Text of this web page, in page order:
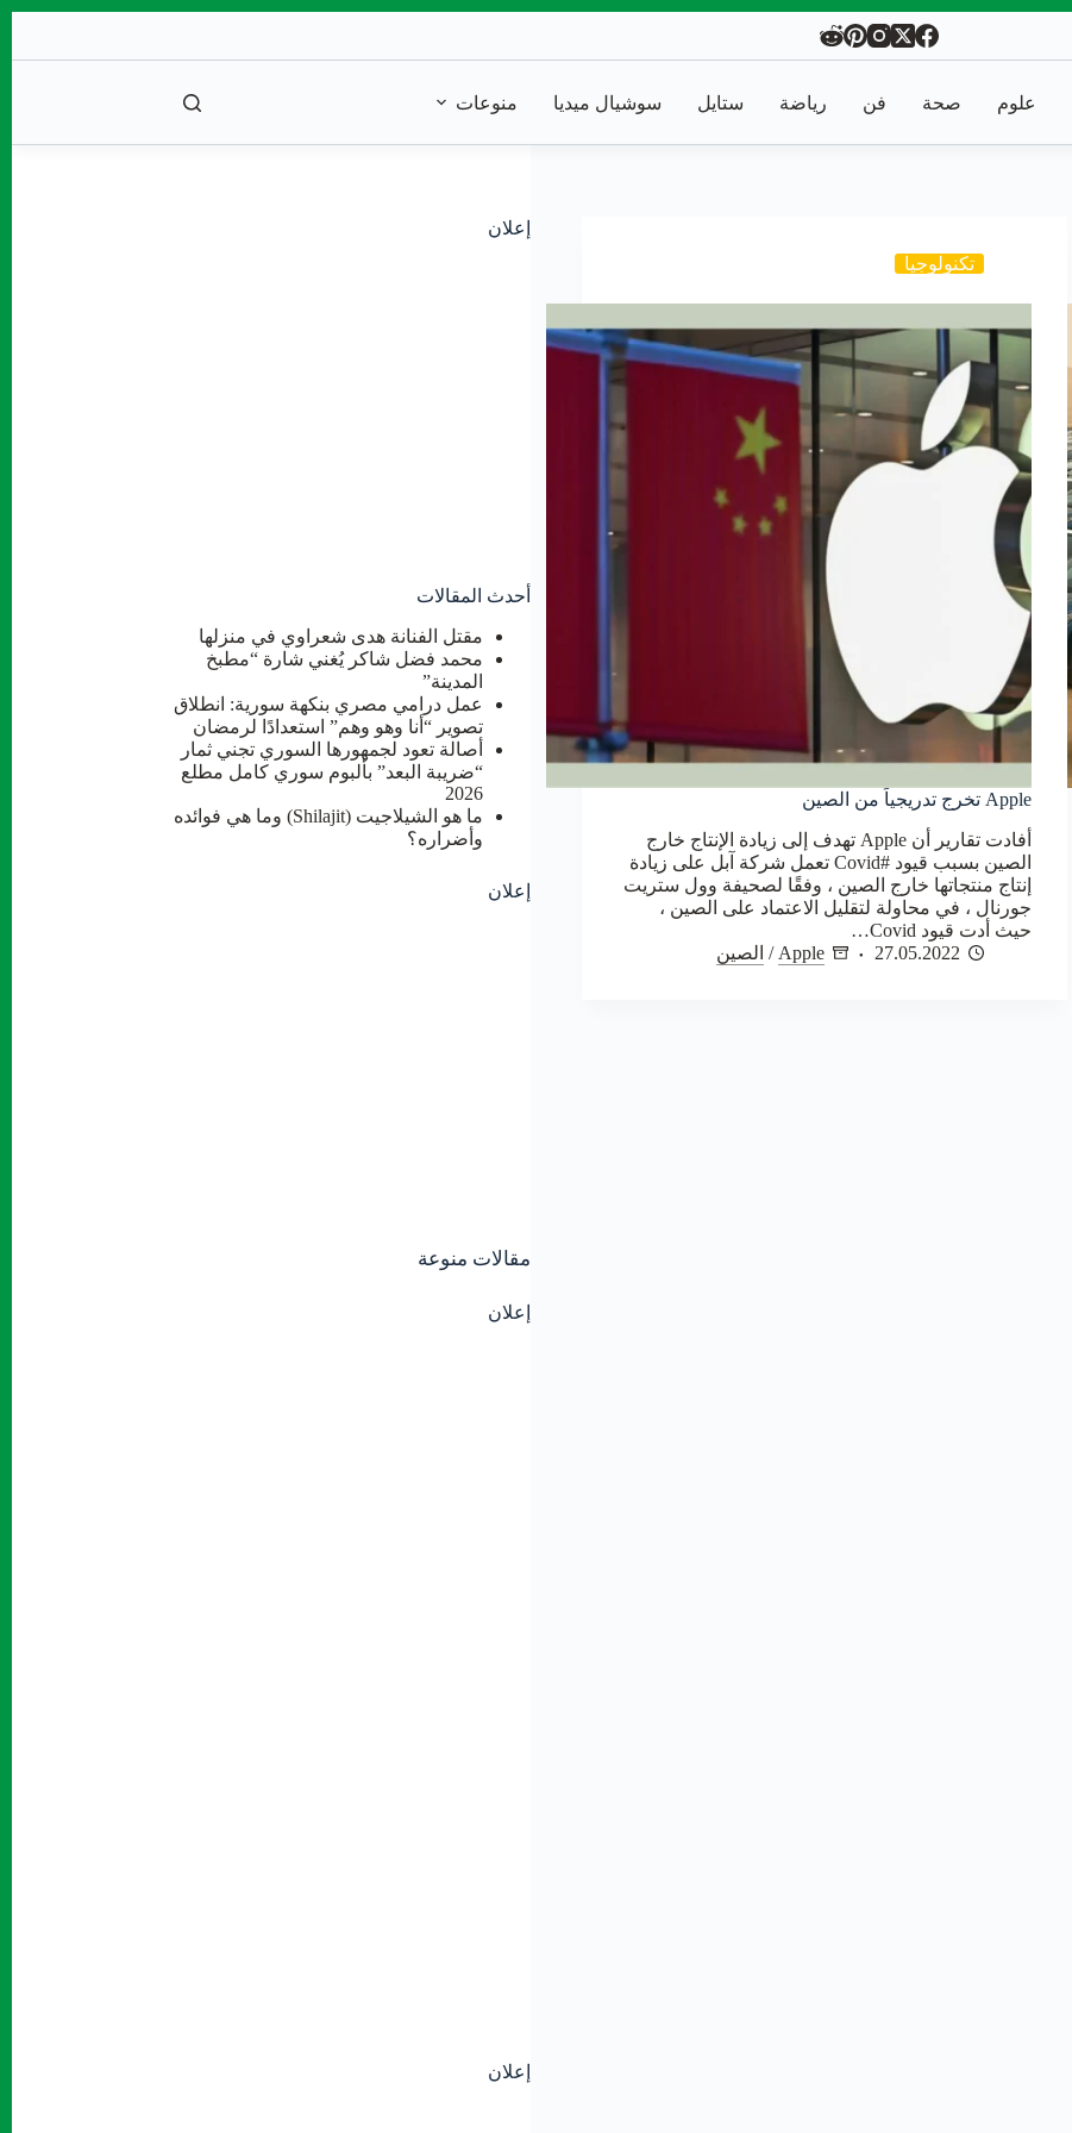
علوم صحة فن رياضة ستايل سوشيال ميديا منوعات
تكنولوجيا
Apple تخرج تدريجياً من الصين
أفادت تقارير أن Apple تهدف إلى زيادة الإنتاج خارج
الصين بسبب قيود #Covid تعمل شركة آبل على زيادة
إنتاج منتجاتها خارج الصين ، وفقًا لصحيفة وول ستريت
جورنال ، في محاولة لتقليل الاعتماد على الصين ،
حيث أدت قيود Covid…
27.05.2022
Apple
/ الصين
إعلان
أحدث المقالات
مقتل الفنانة هدى شعراوي في منزلها
محمد فضل شاكر يُغني شارة “مطبخ
المدينة”
عمل درامي مصري بنكهة سورية: انطلاق
تصوير “أنا وهو وهم” استعدادًا لرمضان
أصالة تعود لجمهورها السوري تجني ثمار
“ضريبة البعد” بألبوم سوري كامل مطلع
2026
ما هو الشيلاجيت (Shilajit) وما هي فوائده
وأضراره؟
إعلان
مقالات منوعة
إعلان
إعلان